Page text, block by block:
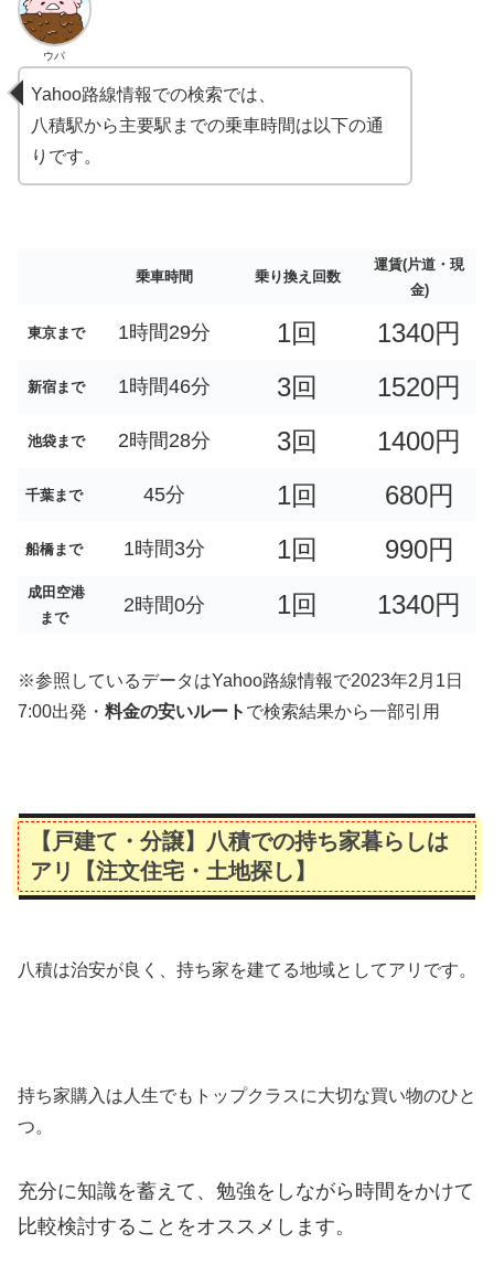
ウパ
Yahoo路線情報での検索では、
八積駅から主要駅までの乗車時間は以下の通
りです。
乗車時間 乗り換え回数
運賃(片道・現
金)
東京まで 1時間29分 1回 1340円
新宿まで 1時間46分 3回 1520円
池袋まで 2時間28分 3回 1400円
千葉まで 45分 1回 680円
船橋まで 1時間3分 1回 990円
成田空港
まで
2時間0分 1回 1340円
※参照しているデータはYahoo路線情報で2023年2月1日
7:00出発・ 料金の安いルート で検索結果から一部引用
【戸建て・分譲】八積での持ち家暮らしは
アリ【注文住宅・土地探し】
八積は治安が良く、持ち家を建てる地域としてアリです。
持ち家購入は人生でもトップクラスに大切な買い物のひと
つ。
充分に知識を蓄えて、勉強をしながら時間をかけて
比較検討することをオススメします。